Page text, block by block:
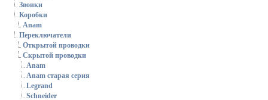
Звонки
Коробки
Anam
Переключатели
Открытой проводки
Скрытой проводки
Anam
Anam старая серия
Legrand
Schneider